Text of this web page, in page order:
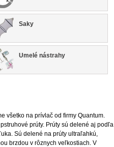
Saky
Umelé nástrahy
všetko na prívlač od firmy Quantum.
prúty. Prúty sú delené aj podľa
Sú delené na prúty ultraľahkú,
brzdou v rôznych veľkostiach. V